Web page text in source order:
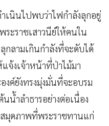
เนินไปพบว่าไฟกำลังลุกอยู่
ะราชเสาวนีย์ให้คนใน
ลามเกินกำลังที่จะดับได้
แจ้งเจ้าหน้าที่ป่าไม้มา
ค์ยังทรงมุ่งมั่นที่จะอบรม
น้ำลำธารอย่างต่อเนื่อง
มุดภาพที่พระราชทานแก่